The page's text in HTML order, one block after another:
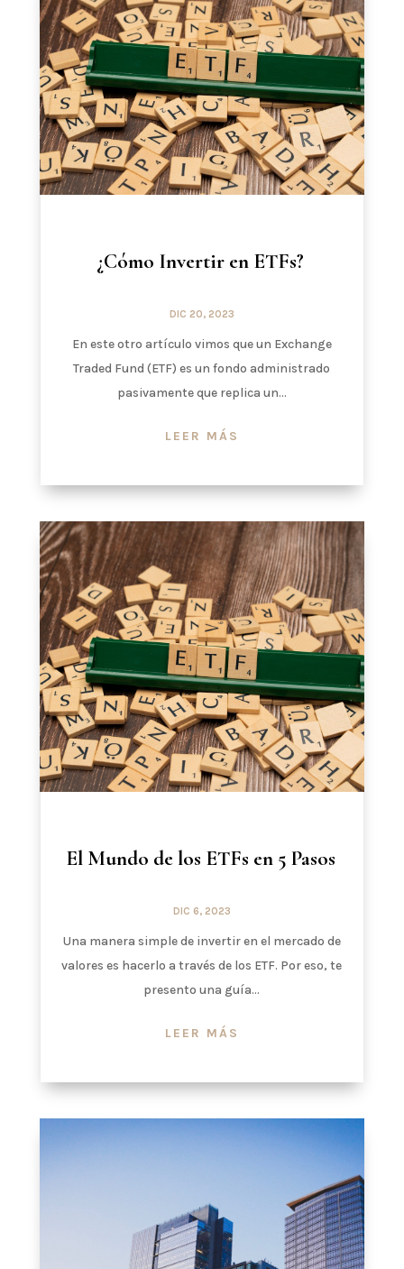
¿Cómo Invertir en ETFs?
DIC 20, 2023
En este otro artículo vimos que un Exchange
Traded Fund (ETF) es un fondo administrado
pasivamente que replica un...
LEER MÁS
El Mundo de los ETFs en 5 Pasos
DIC 6, 2023
Una manera simple de invertir en el mercado de
valores es hacerlo a través de los ETF. Por eso, te
presento una guía...
LEER MÁS